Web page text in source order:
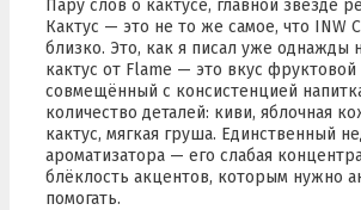
Пару слов о кактусе, главной звезде
Кактус — это не то же самое, что INW
близко. Это, как я писал уже однажды
кактус от Flame — это вкус
совмещённый с консистенцией
количество деталей: киви, яблочная
кактус, мягкая груша. Единственный
ароматизатора — его слабая
блёклость акцентов, которым нужно
помогать.